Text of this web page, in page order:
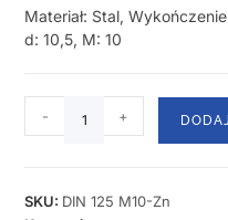
Materiał: Stal,
d: 10,5, M: 10
- +
SKU: DIN 125 M10-Zn